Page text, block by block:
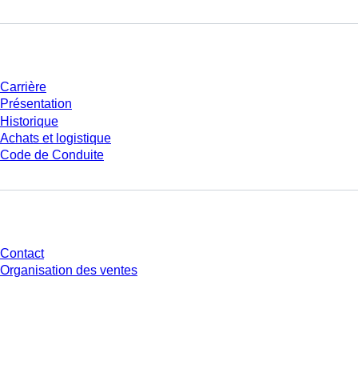
Carrière
Présentation
Historique
Achats et logistique
Code de Conduite
Contact
Organisation des ventes